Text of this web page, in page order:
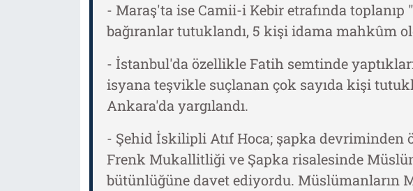
- Maraş'ta ise Camii-i Kebir etrafında
bağıranlar tutuklandı, 5 kişi idama mahkûm
- İstanbul'da özellikle Fatih semtinde
isyana teşvikle suçlanan çok sayıda kişi
Ankara'da yargılandı.
- Şehid İskilipli Atıf Hoca; şapka devriminden
Frenk Mukallitliği ve Şapka risalesinde
bütünlüğüne davet ediyordu. Müslümanların